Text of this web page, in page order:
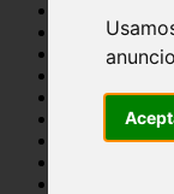
huevos
mariscos
postres